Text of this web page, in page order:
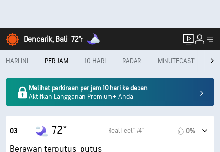
Dencarik, Bali 72°F
HARI INI PER JAM 10 HARI RADAR MINUTECAST®
Melihat perkiraan per jam 10 hari ke depan
Aktifkan Langganan Premium+ Anda
03 72° RealFeel® 74° 0%
Berawan terputus-putus